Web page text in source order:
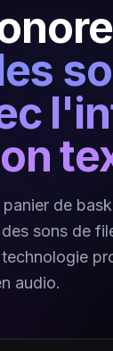
de
sons de
audio.